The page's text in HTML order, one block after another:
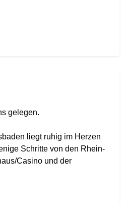
gelegen.
liegt ruhig im Herzen
Schritte von den Rhein-
Casino und der